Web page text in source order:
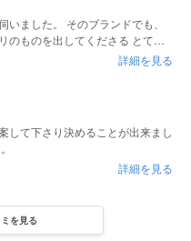
ました。 そのブランドでも、
のものを出してくださる とても
です。 いろんなものを見比べて
詳細を見る
して下さり決めることが出来まし
詳細を見る
を見る